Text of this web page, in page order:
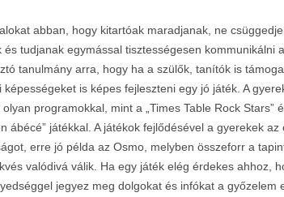
abban, hogy kitartóak maradjanak, ne
tudjanak egymással tisztességesen kommunikálni
tanulmány arra, hogy ha a szülők, tanítók is
is képes fejleszteni egy jó játék. A
programokkal, mint a „Times Table Rock Stars”
ábécé” játékkal. A játékok fejlődésével a gyerekek az
erre jó példa az Osmo, melyben összeforr a
valódivá válik. Ha egy játék elég érdekes ahhoz,
jegyez meg dolgokat és infókat a győzelem